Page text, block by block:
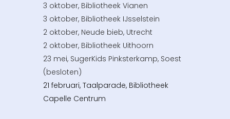
3 oktober, Bibliotheek Vianen
3 oktober, Bibliotheek IJsselstein
2 oktober, Neude bieb, Utrecht
2 oktober, Bibliotheek Uithoorn
23 mei, SugerKids Pinksterkamp, Soest
(besloten)
21 februari, Taalparade, Bibliotheek
Capelle Centrum